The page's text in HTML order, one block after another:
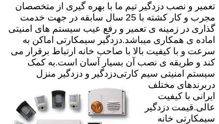
تعمیر و نصب دزدگیر تیم ما با بهره گیری از متخصصان
مجرب و کار کشته با 25 سال سابقه در جهت خدمت
گذاری در زمینه ی تعمیر و رفع عیب سیستم های امنیتی
اماده ی همکاری میباشد.دزدگیر سیمکارتی اماکن به
سرعت و با کیفیت بالا با صاحب خانه ارتباط برقرار می
کند و طریقه ی نصب آن بسیار آسان است.به کمک
سیستم امنیتی سیم کارتیدزدگیر و دزدگیر منزل
دربرندهای مختلف
ایرانی با کیفیت
عالی.قیمت دزدگیر
سیمکارتی خانه